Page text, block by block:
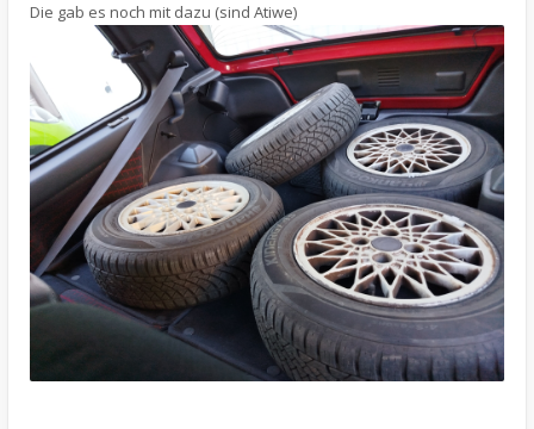
Die gab es noch mit dazu (sind Atiwe)